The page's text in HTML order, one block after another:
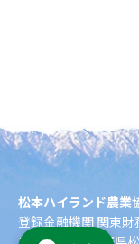
松本ハイランド農業
登録金融機関 関東